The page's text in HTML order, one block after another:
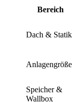
Bereich
Dach & Statik
Anlagengröße
Speicher &
Wallbox